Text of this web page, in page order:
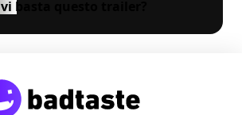
vi basta questo trailer?